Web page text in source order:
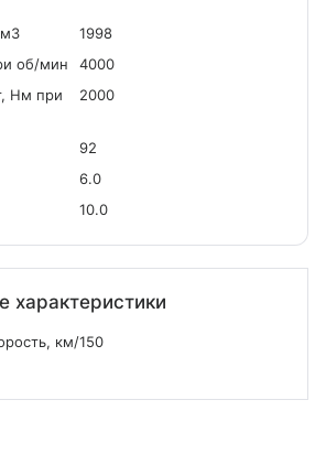
3
1998
об/мин
4000
Нм при
2000
92
6.0
10.0
характеристики
км/150